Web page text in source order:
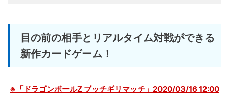
目の前の相手とリアルタイム対戦ができる
新作カードゲーム！
※「ドラゴンボールZ ブッチギリマッチ」2020/03/16 12:00